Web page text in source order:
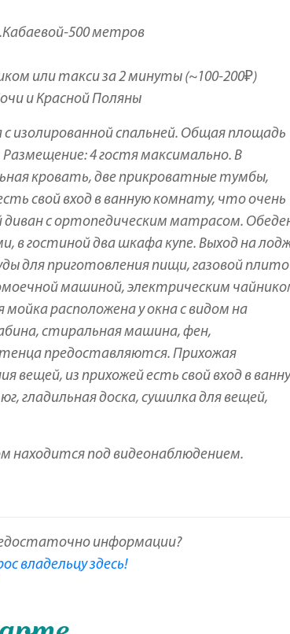
500 метров
или такси за 2 минуты (~100-200₽)
и Красной Поляны
изолированной спальней. Общая площадь
4 гостя максимально. В
кровать, две прикроватные тумбы,
свой вход в ванную комнату, что очень
диван с ортопедическим матрасом.
в гостиной два шкафа купе. Выход на
для приготовления пищи, газовой
машиной, электрическим
расположена у окна с видом на
стиральная машина, фен,
предоставляются. Прихожая
вещей, из прихожей есть свой вход в
гладильная доска, сушилка для вещей,
находится под видеонаблюдением.
информации?
владельцу здесь!